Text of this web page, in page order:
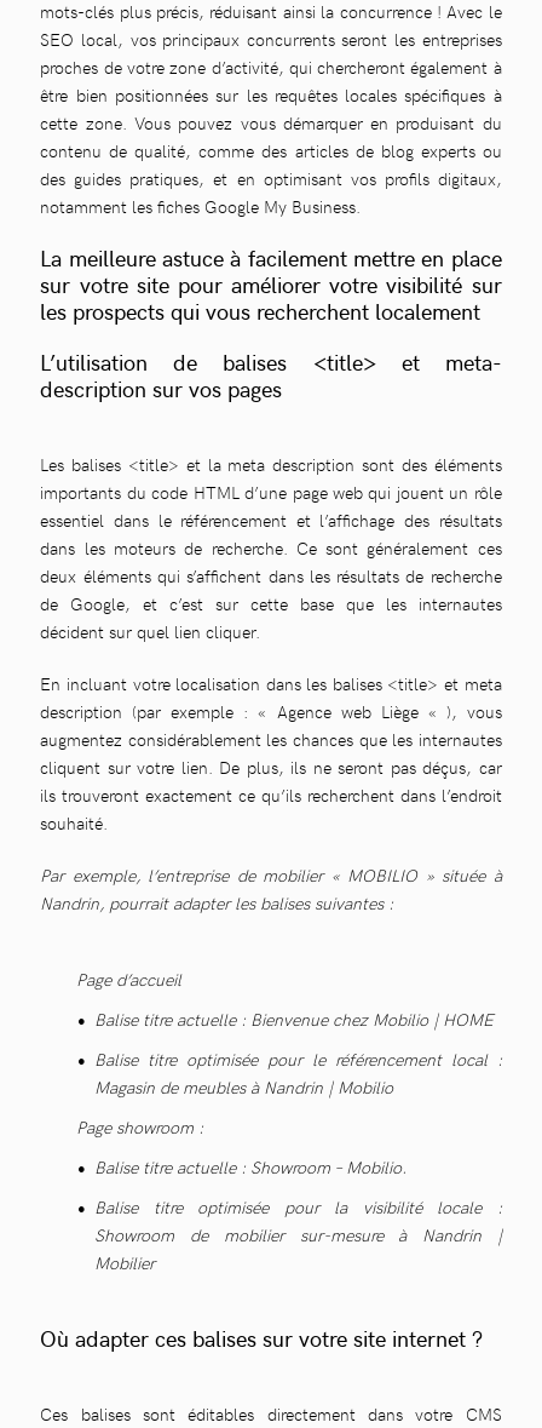
mots-clés plus précis, réduisant ainsi la concurrence ! Avec le
SEO local, vos principaux concurrents seront les entreprises
proches de votre zone d’activité, qui chercheront également à
être bien positionnées sur les requêtes locales spécifiques à
cette zone. Vous pouvez vous démarquer en produisant du
contenu de qualité, comme des articles de blog experts ou
des guides pratiques, et en optimisant vos profils digitaux,
notamment les fiches Google My Business.
La meilleure astuce à facilement mettre en place
sur votre site pour améliorer votre visibilité sur
les prospects qui vous recherchent localement
L’utilisation de balises <title> et meta-
description sur vos pages
Les balises <title> et la meta description sont des éléments
importants du code HTML d’une page web qui jouent un rôle
essentiel dans le référencement et l’affichage des résultats
dans les moteurs de recherche. Ce sont généralement ces
deux éléments qui s’affichent dans les résultats de recherche
de Google, et c’est sur cette base que les internautes
décident sur quel lien cliquer.
En incluant votre localisation dans les balises <title> et meta
description (par exemple : « Agence web Liège « ), vous
augmentez considérablement les chances que les internautes
cliquent sur votre lien. De plus, ils ne seront pas déçus, car
ils trouveront exactement ce qu’ils recherchent dans l’endroit
souhaité.
Par exemple, l’entreprise de mobilier « MOBILIO » située à
Nandrin, pourrait adapter les balises suivantes :
Page d’accueil
Balise titre actuelle : Bienvenue chez Mobilio | HOME
Balise titre optimisée pour le référencement local :
Magasin de meubles à Nandrin | Mobilio
Page showroom :
Balise titre actuelle : Showroom – Mobilio.
Balise titre optimisée pour la visibilité locale :
Showroom de mobilier sur-mesure à Nandrin |
Mobilier
Où adapter ces balises sur votre site internet ?
Ces balises sont éditables directement dans votre CMS